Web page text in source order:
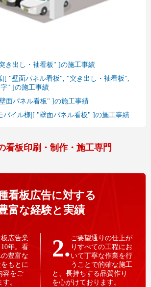
き出し・袖看板" ]の施工事績
|[ "壁面パネル看板", "突き出し・袖看板",
" ]の施工事績
面パネル看板" ]の施工事績
バイル様|[ "壁面パネル看板" ]の施工事績
看板印刷・制作・施工専門
看板広告に対する
富な経験と実績
広告業
年。看
豊富な
もとに
容をご
。
2. ご要望通りの仕上が
りすべての工程にお
いて丁寧な作業を行
うことで的確な施工
と、長持ちする品質作り
を心がけております。